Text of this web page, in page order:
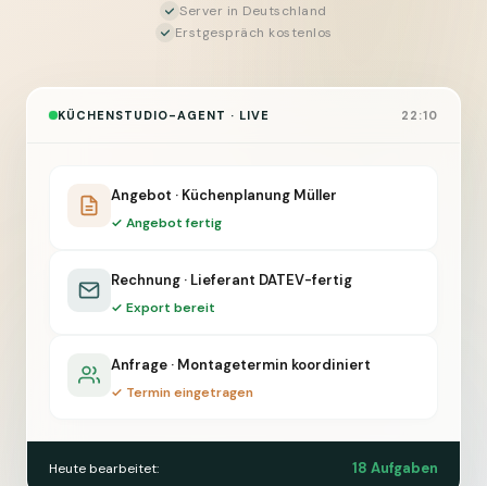
Server in Deutschland
Erstgespräch kostenlos
KÜCHENSTUDIO-AGENT · LIVE 22:10
Angebot · Küchenplanung Müller
✓ Angebot fertig
Rechnung · Lieferant DATEV-fertig
✓ Export bereit
Anfrage · Montagetermin koordiniert
✓ Termin eingetragen
Heute bearbeitet: 18 Aufgaben